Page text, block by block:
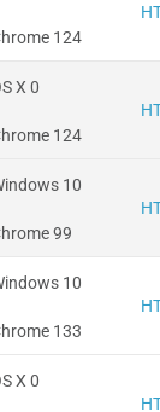
124
X 0
124
10
99
10
133
X 0